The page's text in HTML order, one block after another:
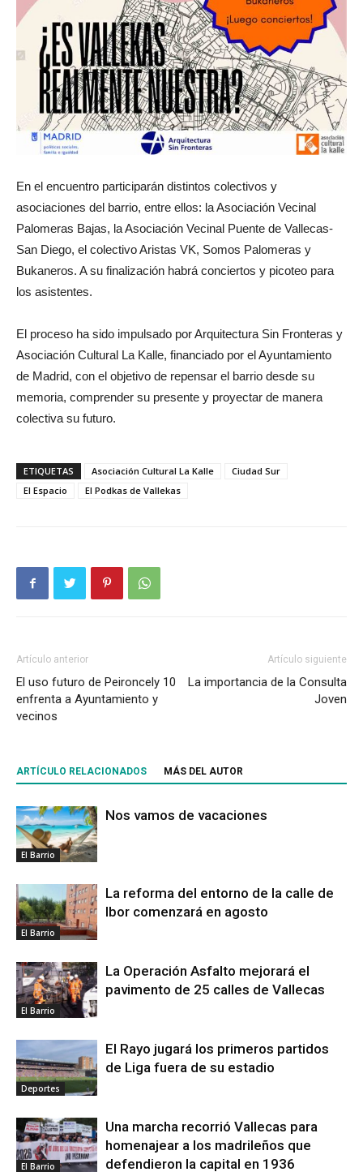
En el encuentro participarán distintos colectivos y
asociaciones del barrio, entre ellos: la Asociación Vecinal
Palomeras Bajas, la Asociación Vecinal Puente de Vallecas-
San Diego, el colectivo Aristas VK, Somos Palomeras y
Bukaneros. A su finalización habrá conciertos y picoteo para
los asistentes.
El proceso ha sido impulsado por Arquitectura Sin Fronteras y
Asociación Cultural La Kalle, financiado por el Ayuntamiento
de Madrid, con el objetivo de repensar el barrio desde su
memoria, comprender su presente y proyectar de manera
colectiva su futuro.
ETIQUETAS Asociación Cultural La Kalle
Ciudad Sur
El Espacio
El Podkas de Vallekas
Artículo anterior
El uso futuro de Peironcely 10
enfrenta a Ayuntamiento y
vecinos
Artículo siguiente
La importancia de la Consulta
Joven
ARTÍCULO RELACIONADOS MÁS DEL AUTOR
El Barrio
Nos vamos de vacaciones
El Barrio
La reforma del entorno de la calle de
Ibor comenzará en agosto
El Barrio
La Operación Asfalto mejorará el
pavimento de 25 calles de Vallecas
Deportes
El Rayo jugará los primeros partidos
de Liga fuera de su estadio
El Barrio
Una marcha recorrió Vallecas para
homenajear a los madrileños que
defendieron la capital en 1936